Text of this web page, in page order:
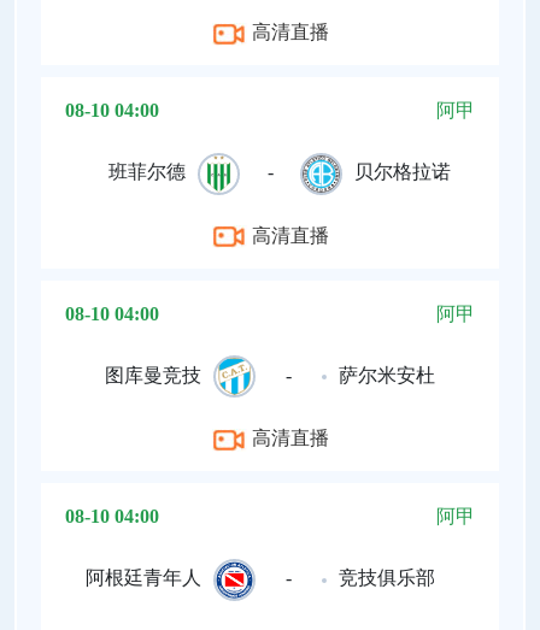
高清直播
08-10 04:00 阿甲
班菲尔德 - 贝尔格拉诺
高清直播
08-10 04:00 阿甲
图库曼竞技 - 萨尔米安杜
高清直播
08-10 04:00 阿甲
阿根廷青年人 - 竞技俱乐部